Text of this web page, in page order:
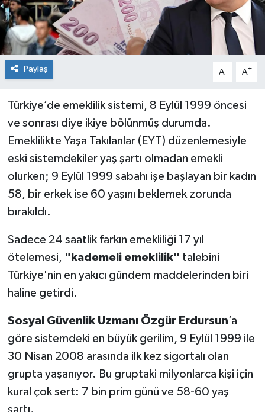
Paylaş A- A+
Türkiye’de emeklilik sistemi, 8 Eylül 1999 öncesi
ve sonrası diye ikiye bölünmüş durumda.
Emeklilikte Yaşa Takılanlar (EYT) düzenlemesiyle
eski sistemdekiler yaş şartı olmadan emekli
olurken; 9 Eylül 1999 sabahı işe başlayan bir kadın
58, bir erkek ise 60 yaşını beklemek zorunda
bırakıldı.
Sadece 24 saatlik farkın emekliliği 17 yıl
ötelemesi, "kademeli emeklilik" talebini
Türkiye'nin en yakıcı gündem maddelerinden biri
haline getirdi.
Sosyal Güvenlik Uzmanı Özgür Erdursun’a
göre sistemdeki en büyük gerilim, 9 Eylül 1999 ile
30 Nisan 2008 arasında ilk kez sigortalı olan
grupta yaşanıyor. Bu gruptaki milyonlarca kişi için
kural çok sert: 7 bin prim günü ve 58-60 yaş